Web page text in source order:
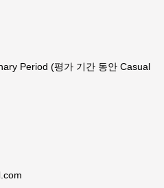
Period (평가 기간 동안 Casual